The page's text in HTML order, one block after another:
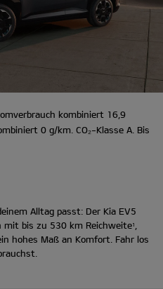
kombiniert 16,9
0 g/km. CO₂-Klasse A. Bis
Alltag passt: Der Kia EV5
mit bis zu 530 km Reichweite1
hohes Maß an Komfort. Fahr los